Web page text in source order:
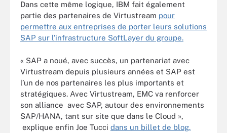
Dans cette même logique, IBM fait également
partie des partenaires de Virtustream pour
permettre aux entreprises de porter leurs solutions
SAP sur l’infrastructure SoftLayer du groupe.
« SAP a noué, avec succès, un partenariat avec
Virtustream depuis plusieurs années et SAP est
l’un de nos partenaires les plus importants et
stratégiques. Avec Virtustream, EMC va renforcer
son alliance avec SAP, autour des environnements
SAP/HANA, tant sur site que dans le Cloud »,
explique enfin Joe Tucci dans un billet de blog.